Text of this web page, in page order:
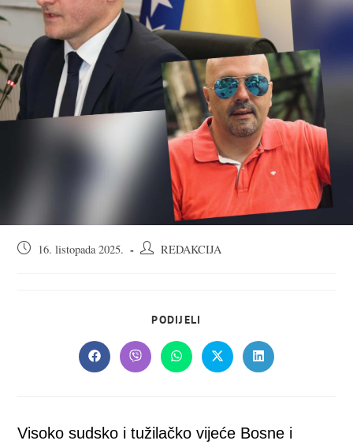
Objava16. listopada 2025.
AutorREDAKCIJA
PODIJELI
CONTENT
Opens
in
Opens
in
Opens
in
Opens
in
Opens
in
Visoko sudsko i tužilačko vijeće Bosne i